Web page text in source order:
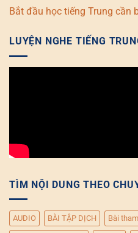
Bắt đầu học tiếng Trung cần
LUYỆN NGHE TIẾNG
TÌM NỘI DUNG THEO
AUDIO BÀI TẬP DỊCH Bài